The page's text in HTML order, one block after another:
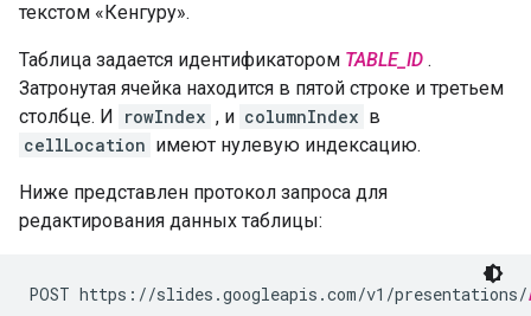
текстом «Кенгуру».
Таблица задается идентификатором TABLE_ID .
Затронутая ячейка находится в пятой строке и третьем
столбце. И rowIndex , и columnIndex в
cellLocation имеют нулевую индексацию.
Ниже представлен протокол запроса для
редактирования данных таблицы:
POST https://slides.googleapis.com/v1/presentations/